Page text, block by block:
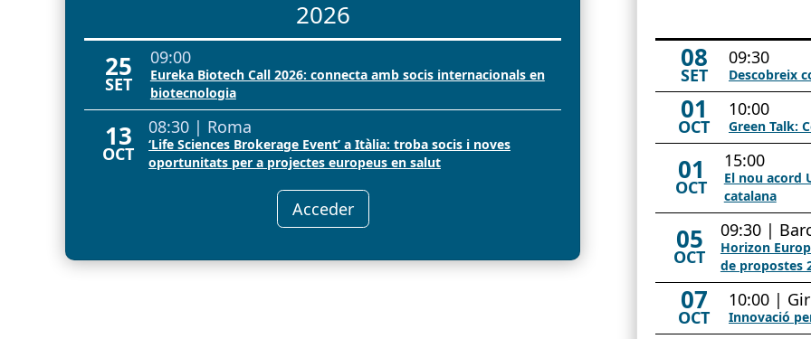
2026
2026
25
SET
09:00
Eureka Biotech Call 2026: connecta amb socis internacionals en
biotecnologia
13
OCT
08:30 | Roma
‘Life Sciences Brokerage Event’ a Itàlia: troba socis i noves
oportunitats per a projectes europeus en salut
Acceder
2026
08
SET
09:30
Descobreix
01
OCT
10:00
Green Talk:
01
OCT
15:00
El nou acord
catalana
05
OCT
09:30 |
Horizon
de propostes
07
OCT
10:00 |
Innovació